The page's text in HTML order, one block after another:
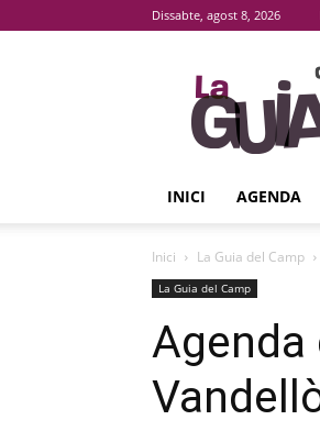
Dissabte, agost 8, 2026
INICI AGENDA
Inici La Guia del Camp
La Guia del Camp
Agenda